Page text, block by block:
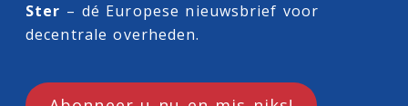
Ster – dé Europese nieuwsbrief voor
decentrale overheden.